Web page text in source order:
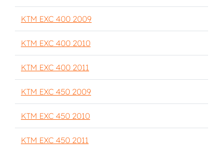
KTM EXC 400 2009
KTM EXC 400 2010
KTM EXC 400 2011
KTM EXC 450 2009
KTM EXC 450 2010
KTM EXC 450 2011